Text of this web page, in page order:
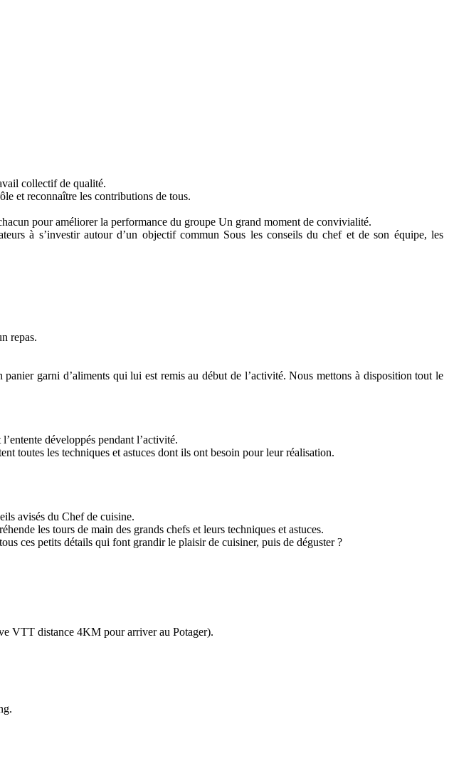
collectif de qualité.
et reconnaître les contributions de tous.
pour améliorer la performance du groupe Un grand moment de convivialité.
à s’investir autour d’un objectif commun Sous les conseils du chef et de son équipe, les
repas.
garni d’aliments qui lui est remis au début de l’activité. Nous mettons à disposition tout le
développés pendant l’activité.
toutes les techniques et astuces dont ils ont besoin pour leur réalisation.
avisés du Chef de cuisine.
les tours de main des grands chefs et leurs techniques et astuces.
ces petits détails qui font grandir le plaisir de cuisiner, puis de déguster ?
VTT distance 4KM pour arriver au Potager).